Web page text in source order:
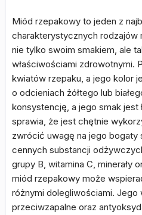
Miód rzepakowy to jeden z
charakterystycznych rodzajów
nie tylko swoim smakiem, ale
właściwościami zdrowotnymi.
kwiatów rzepaku, a jego kolor
o odcieniach żółtego lub
konsystencję, a jego smak jest
sprawia, że jest chętnie
zwrócić uwagę na jego bogaty
cennych substancji
grupy B, witamina C, minerały
miód rzepakowy może
różnymi dolegliwościami. Jego
przeciwzapalne oraz